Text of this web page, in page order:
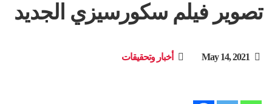
تصوير فيلم سكورسيزي الجديد
أخبار وتحقيقات